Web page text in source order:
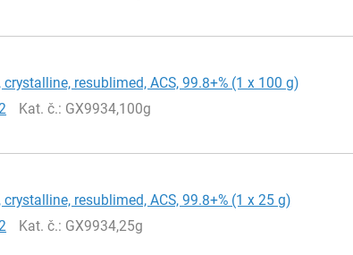
crystalline, resublimed, ACS, 99.8+% (1 x 100 g)
Kat. č.: GX9934,100g
crystalline, resublimed, ACS, 99.8+% (1 x 25 g)
Kat. č.: GX9934,25g